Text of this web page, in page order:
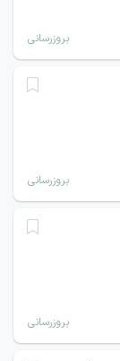
بروزرسانی
بروزرسانی
بروزرسانی